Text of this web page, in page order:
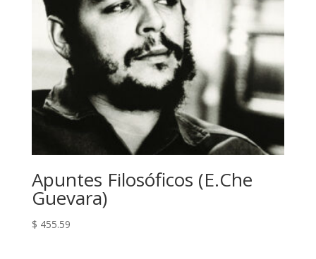
Apuntes Filosóficos (E.Che
Guevara)
$ 455.59